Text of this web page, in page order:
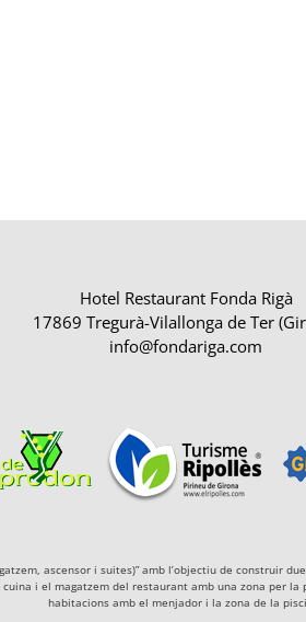
Hotel Restaurant Fonda Rigà
17869 Tregurà-Vilallonga de Ter
info@fondariga.com
ascensor i suites)” amb l’objectiu de construir
i el magatzem del restaurant amb una zona per
habitacions amb el menjador i la zona de la